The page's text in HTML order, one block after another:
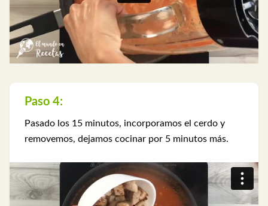
Paso 4:
Pasado los 15 minutos, incorporamos el cerdo y
removemos, dejamos cocinar por 5 minutos más.